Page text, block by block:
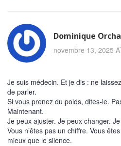
Dominique
novembre 13, 2025
Je suis médecin. Et je dis : ne
de parler.
Si vous prenez du poids, dites-le.
Maintenant.
Je peux ajuster. Je peux changer.
Vous n’êtes pas un chiffre. Vous
mieux que le silence.